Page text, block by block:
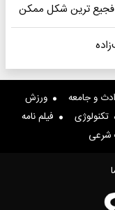
فجیع ترین شکل ممکن
و جامعه
ورزش
تکنولوژی
فیلم نامه
شرعی